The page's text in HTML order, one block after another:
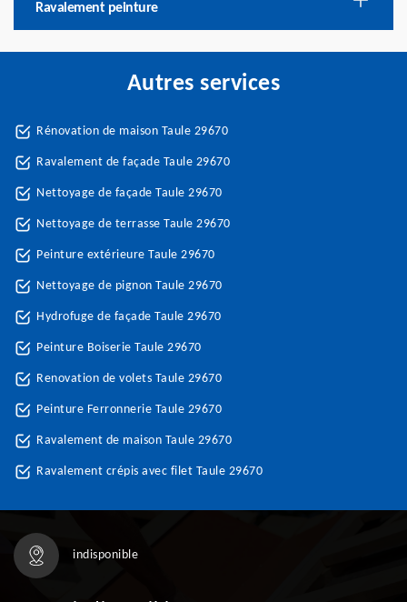
Ravalement peinture
Autres services
Rénovation de maison Taule 29670
Ravalement de façade Taule 29670
Nettoyage de façade Taule 29670
Nettoyage de terrasse Taule 29670
Peinture extérieure Taule 29670
Nettoyage de pignon Taule 29670
Hydrofuge de façade Taule 29670
Peinture Boiserie Taule 29670
Renovation de volets Taule 29670
Peinture Ferronnerie Taule 29670
Ravalement de maison Taule 29670
Ravalement crépis avec filet Taule 29670
indisponible